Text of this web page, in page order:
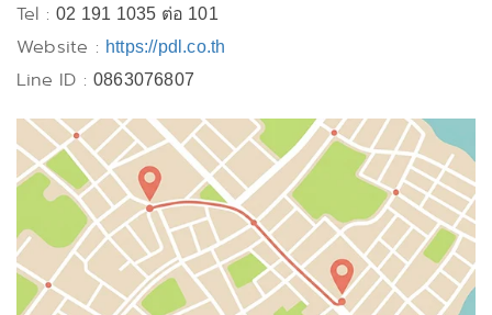
Tel :02 191 1035 ต่อ 101
Website : https://pdl.co.th
Line ID : 0863076807